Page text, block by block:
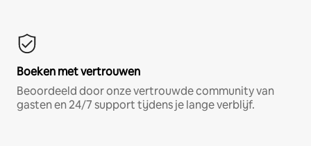
Boeken met vertrouwen
Beoordeeld door onze vertrouwde community van
gasten en 24/7 support tijdens je lange verblijf.